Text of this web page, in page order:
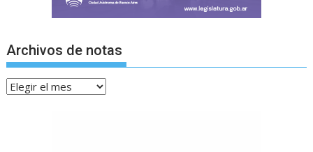
Archivos de notas
Archivos